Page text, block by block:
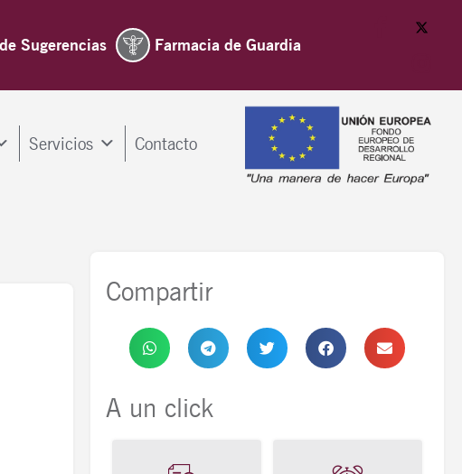
Sugerencias Farmacia de Guardia
Servicios Contacto
Compartir
A un click